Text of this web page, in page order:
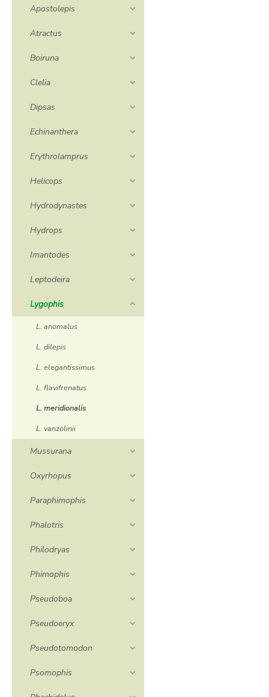
Apostolepis
Atractus
Boiruna
Clelia
Dipsas
Echinanthera
Erythrolamprus
Helicops
Hydrodynastes
Hydrops
Imantodes
Leptodeira
Lygophis
L. anomalus
L. dilepis
L. elegantissimus
L. flavifrenatus
L. meridionalis
L. vanzolinii
Mussurana
Oxyrhopus
Paraphimophis
Phalotris
Philodryas
Phimophis
Pseudoboa
Pseudoeryx
Pseudotomodon
Psomophis